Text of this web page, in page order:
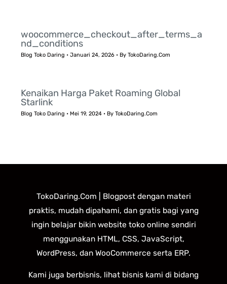
woocommerce_checkout_after_terms_a
nd_conditions
Blog Toko Daring •Januari 24, 2026 • ByTokoDaring.Com
Kenaikan Harga Paket Roaming Global
Starlink
Blog Toko Daring • Mei 19, 2024 • ByTokoDaring.Com
TokoDaring.Com | Blogpost dengan materi
praktis, mudah dipahami, dan gratis bagi yang
ingin belajar bikin website toko online sendiri
menggunakan HTML, CSS, JavaScript,
WordPress, dan WooCommerce serta ERP.
Kami juga berbisnis, lihat bisnis kami di bidang